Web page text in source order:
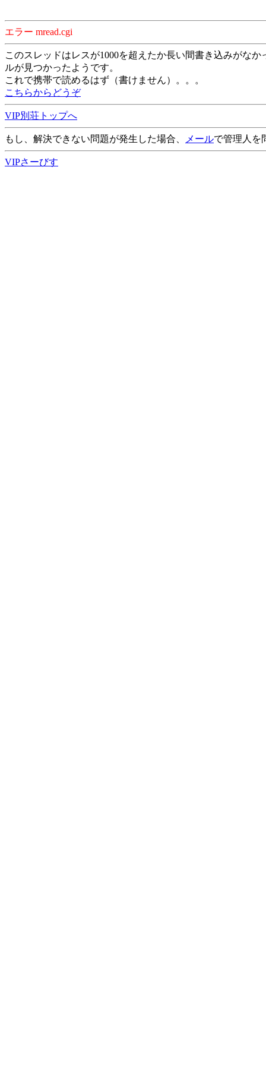
エラー mread.cgi
このスレッドはレスが1000を超えたか長い間書き込みがな
ルが見つかったようです。
これで携帯で読めるはず（書けません）。。。
こちらからどうぞ
VIP別荘トップへ
もし、解決できない問題が発生した場合、 メールで管理人を
VIPさーびす